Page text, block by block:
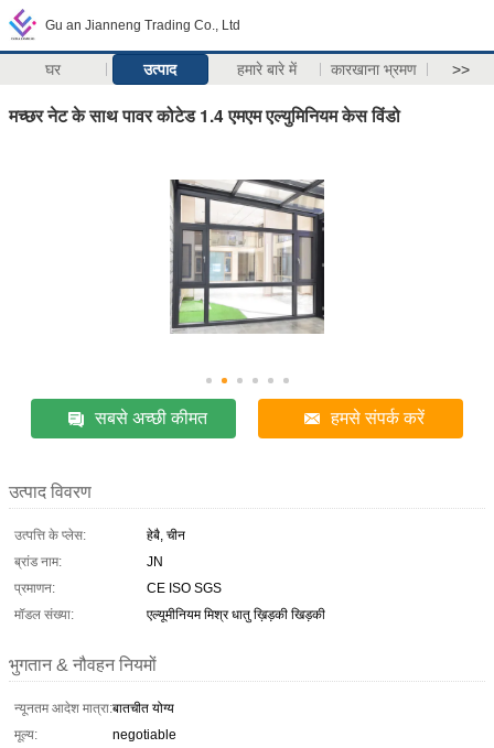
Gu an Jianneng Trading Co., Ltd
घर उत्पाद हमारे बारे में कारखाना भ्रमण >>
मच्छर नेट के साथ पावर कोटेड 1.4 एमएम एल्युमिनियम केस विंडो
सबसे अच्छी कीमत हमसे संपर्क करें
उत्पाद विवरण
उत्पत्ति के प्लेस:
हेबै, चीन
ब्रांड नाम:
JN
प्रमाणन:
CE ISO SGS
मॉडल संख्या:
एल्यूमीनियम मिश्र धातु ख़िड़की खिड़की
भुगतान & नौवहन नियमों
न्यूनतम आदेश मात्रा:बातचीत योग्य
मूल्य:
negotiable